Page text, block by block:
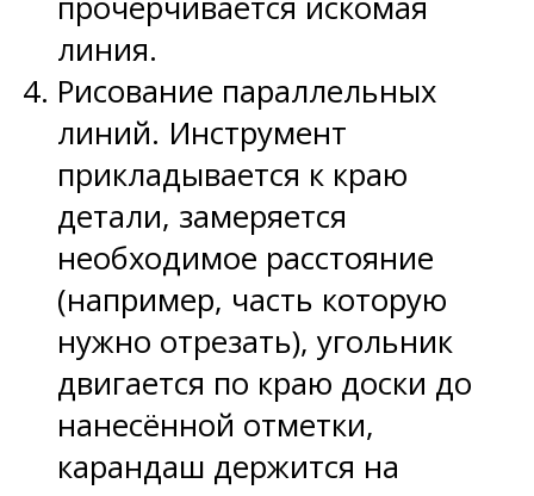
линия.
Рисование параллельных
линий. Инструмент
прикладывается к краю
детали, замеряется
необходимое расстояние
(например, часть которую
нужно отрезать), угольник
двигается по краю доски до
нанесённой отметки,
карандаш держится на